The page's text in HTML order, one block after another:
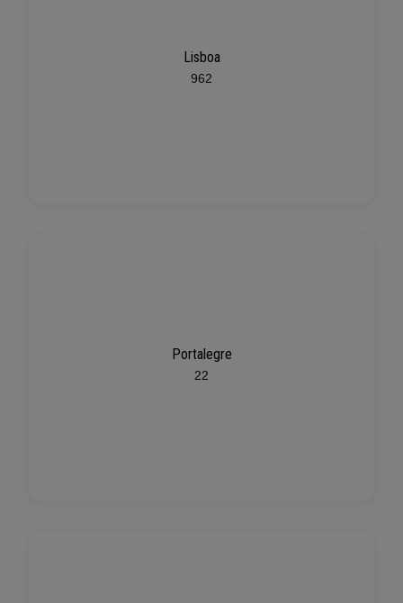
Lisboa
962
Portalegre
22